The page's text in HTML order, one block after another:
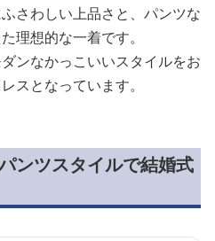
さわしい上品さと、パンツな
理想的な一着です。
ンなかっこいいスタイルをお
スとなっています。
ンツスタイルで結婚式